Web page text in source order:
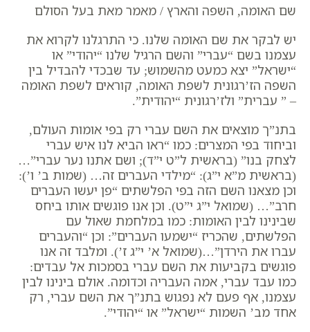
שם האומה, השפה והארץ / מאמר מאת בעל הסולם
יש לבקר את שם האומה שלנו. כי התרגלנו לקרוא את
עצמנו בשם “עברי” והשם הרגיל שלנו “יהודי” או
“ישראל” יצא כמעט מהשמוש; עד שבכדי להבדיל בין
השפה הז’רגונית לשפת האומה, קוראים לשפת האומה
– ” עברית” ולז’רגונית “יהודית”.
בתנ”ך מוצאים את השם עברי רק בפי אומות העולם,
וביחוד בפי המצרים: כמו “ראו הביא לנו איש עברי
לצחק בנו” (בראשית ל”ט י”ד); ושם אתנו נער עברי”…
(בראשית מ”א י”ג): “מילדי העברים זה… (שמות ב’ ו’):
וכן מצאנו השם הזה בפי הפלשתים “פן יעשו העברים
חרב”… (שמואל י”ג י”ט). וכן אנו פוגשים אותו ביחס
שבינינו לבין האומות: כמו במלחמת שאול עם
הפלשתים, שהכריז “ישמעו העברים”: וכן “והעברים
עברו את הירדן”…(שמואל א’ י”ג ז’). ומלבד זה אנו
פוגשים בקביעות את השם עברי בסמכות אל עבדים:
כמו עבד עברי, אמה העבריה וכדומה. אולם בינינו לבין
עצמנו, אף פעם לא נפגוש בתנ”ך את השם עברי, רק
אחד מב’ השמות “ישראל” או “יהודי”.